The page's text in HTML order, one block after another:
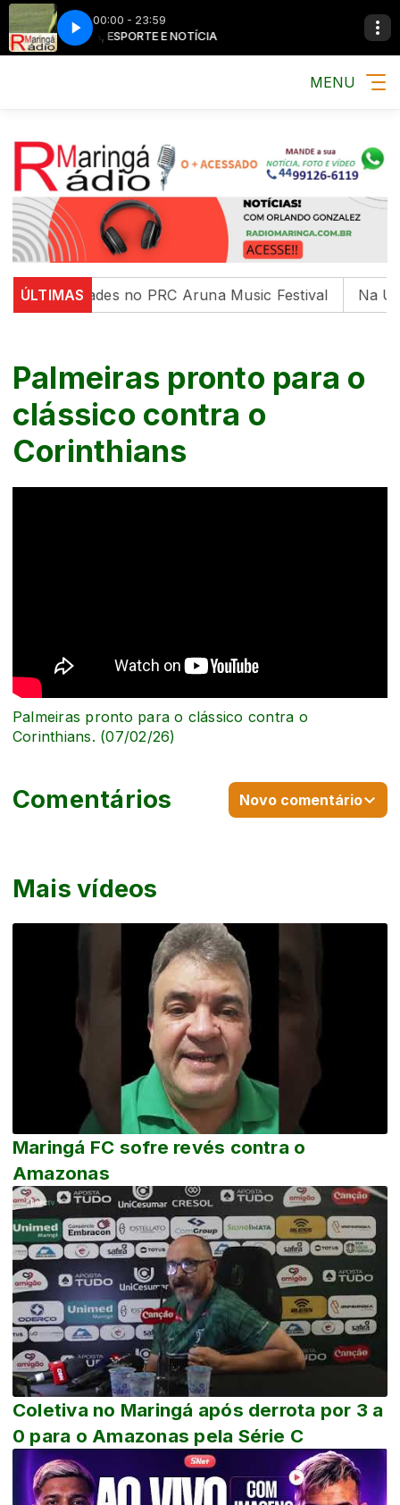
00:00 - 23:59
MÚSICA, ESPORTE E NOTÍCIA MÚSICA,
MENU
ÚLTIMAS
as idades no PRC Aruna Music Festival Na
Palmeiras pronto para o
clássico contra o
Corinthians
Mais vídeos
Maringá FC sofre revés contra o
Amazonas
Coletiva no Maringá após derrota por 3 a
0 para o Amazonas pela Série C
Palmeiras pronto para o clássico contra o
Corinthians. (07/02/26)
Comentários Novo comentário